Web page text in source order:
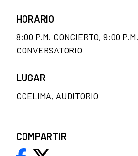
HORARIO
8:00 P.M. CONCIERTO, 9:00 P.M.
CONVERSATORIO
LUGAR
CCELIMA, AUDITORIO
COMPARTIR